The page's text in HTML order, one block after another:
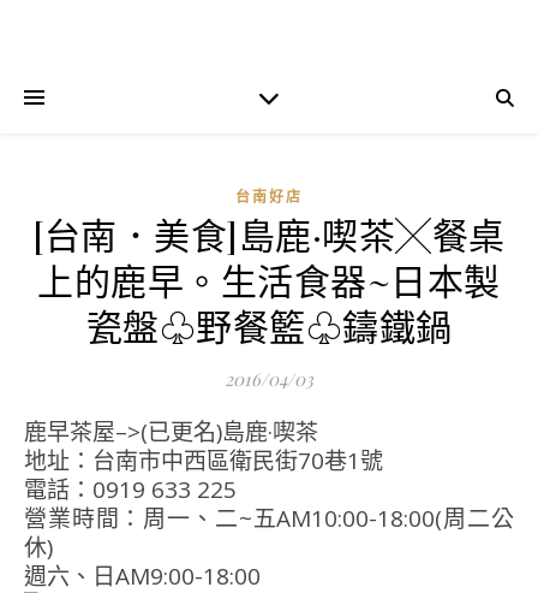
台南好店
[台南．美食]島鹿·喫茶╳餐桌
上的鹿早。生活食器~日本製
瓷盤♧野餐籃♧鑄鐵鍋
2016/04/03
鹿早茶屋–>(已更名)島鹿·喫茶
地址：台南市中西區衛民街70巷1號
電話：0919 633 225
營業時間：周一、二~五AM10:00-18:00(周二公
休)
週六、日AM9:00-18:00